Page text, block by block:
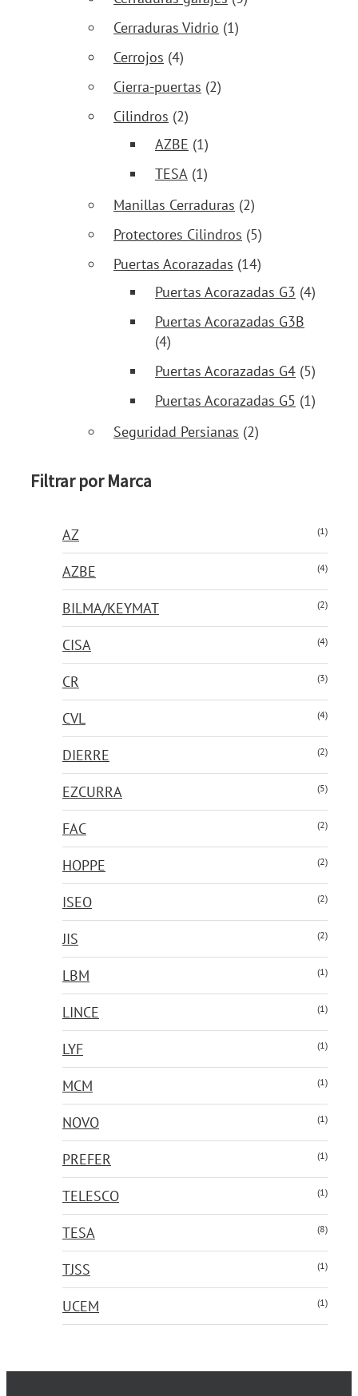
Cerraduras Vidrio (1)
Cerrojos (4)
Cierra-puertas (2)
Cilindros (2)
AZBE (1)
TESA (1)
Manillas Cerraduras (2)
Protectores Cilindros (5)
Puertas Acorazadas (14)
Puertas Acorazadas G3 (4)
Puertas Acorazadas G3B
(4)
Puertas Acorazadas G4 (5)
Puertas Acorazadas G5 (1)
Seguridad Persianas (2)
Filtrar por Marca
AZ (1)
AZBE (4)
BILMA/KEYMAT (2)
CISA (4)
CR (3)
CVL (4)
DIERRE (2)
EZCURRA (5)
FAC (2)
HOPPE (2)
ISEO (2)
JIS (2)
LBM (1)
LINCE (1)
LYF (1)
MCM (1)
NOVO (1)
PREFER (1)
TELESCO (1)
TESA (8)
TJSS (1)
UCEM (1)